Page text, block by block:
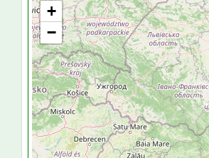
+
−